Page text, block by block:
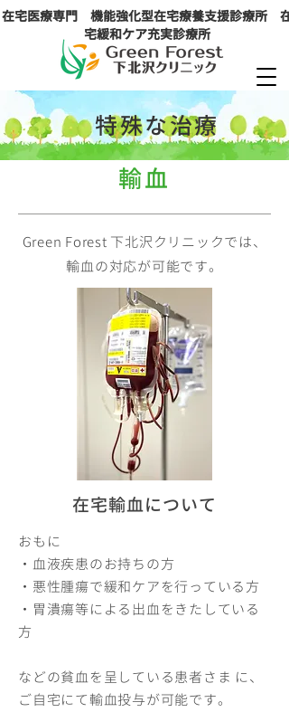
在宅医療専門 機能強化型在宅療養支援診療所 在
宅​緩和ケア充実診療所
特殊な治療
輸血
Green Forest 下北沢クリニックでは、
輸血の対応が可能です。
​在宅輸血について
おもに
・血液疾患のお持ちの方
・悪性腫瘍で緩和ケアを行っている方
・胃潰瘍等による出血をきたしている
方
などの貧血を呈している患者さま に、
ご自宅にて輸血投与が可能です。